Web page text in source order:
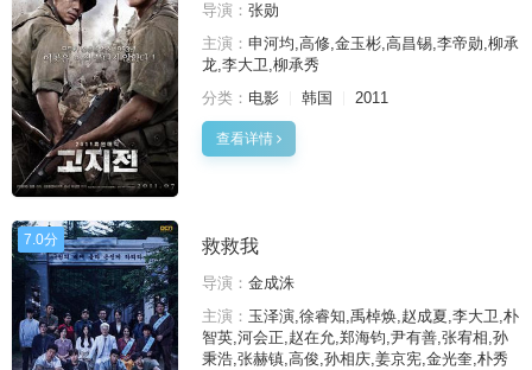
导演： 张勋
主演： 申河均,高修,金玉彬,高昌锡,李帝勋,柳承
龙,李大卫,柳承秀
分类： 电影 韩国 2011
查看详情
7.0分 救救我
导演： 金成洙
主演： 玉泽演,徐睿知,禹棹焕,赵成夏,李大卫,朴
智英,河会正,赵在允,郑海钧,尹有善,张宥相,孙
秉浩,张赫镇,高俊,孙相庆,姜京宪,金光奎,朴秀